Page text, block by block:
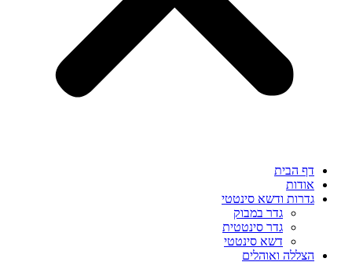
דף הבית
אודות
גדרות ודשא סינטטי
גדר במבוק
גדר סינטטית
דשא סינטטי
הצללה ואוהלים